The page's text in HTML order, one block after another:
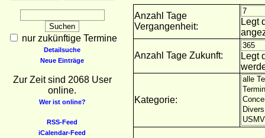
nur zukünftige Termine
Detailsuche
Neue Einträge
Zur Zeit sind 2068 User
online.
Wer ist online?
RSS-Feed
iCalendar-Feed
Anzahl Tage
Vergangenheit:
Legt
Anzahl Tage Zukunft:
Legt
Kategorie: